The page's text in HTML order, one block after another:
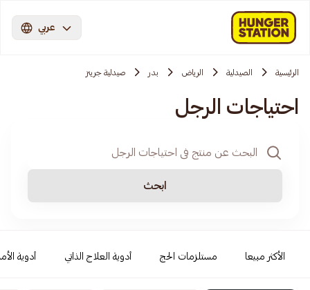
عربي
الرئيسية الصيدلية الرياض بدر صيدلية جرينز
احتياجات الرجل
ابحث
الأكثر مبيعا مستلزمات الحج أدوية العلاج الذاتي أدوية